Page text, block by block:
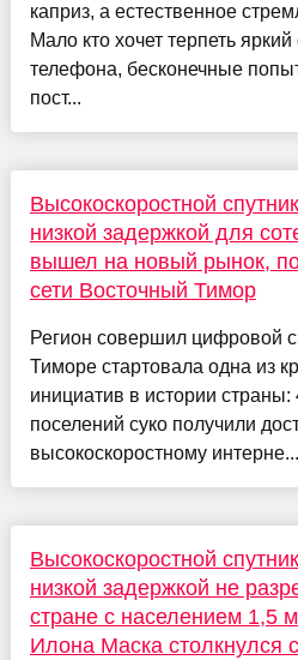
каприз, а естественное
Мало кто хочет терпеть яркий
телефона, бесконечные
пост...
Высокоскоростной
низкой задержкой для
вышел на новый рынок,
сети Восточный Тимор
Регион совершил цифровой
Тиморе стартовала одна из
инициатив в истории
поселений суко получили
высокоскоростному интерне...
Высокоскоростной
низкой задержкой не
стране с населением 1,5
Илона Маска столкнулся